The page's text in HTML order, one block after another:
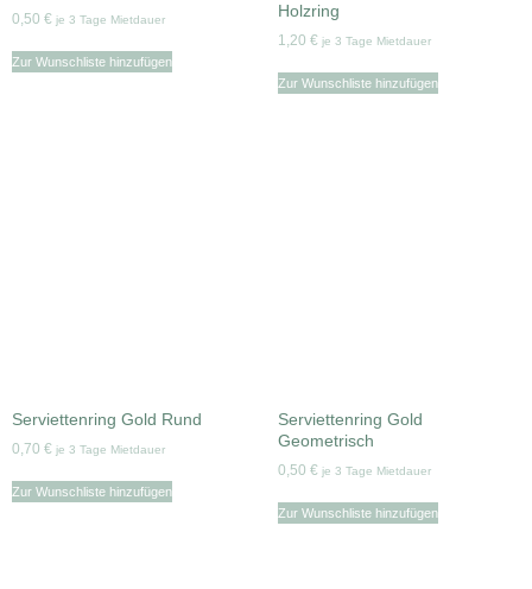
0,50 € je 3 Tage Mietdauer
Zur Wunschliste hinzufügen
Holzring
1,20 € je 3 Tage Mietdauer
Zur Wunschliste hinzufügen
Serviettenring Gold Rund
0,70 € je 3 Tage Mietdauer
Zur Wunschliste hinzufügen
Serviettenring Gold
Geometrisch
0,50 € je 3 Tage Mietdauer
Zur Wunschliste hinzufügen